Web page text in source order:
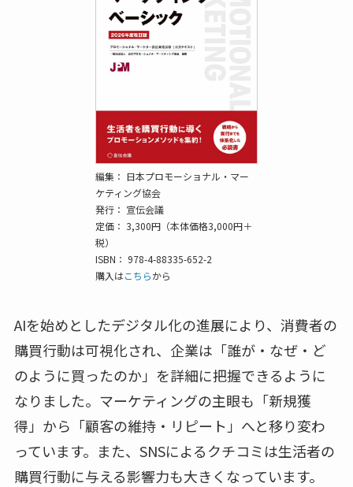
編集： 日本プロモーショナル・マー
ケティング協会
発行： 宣伝会議
定価： 3,300円（本体価格3,000円＋
税）
ISBN： 978-4-88335-652-2
購入はこちらから
AIを始めとしたデジタル化の進展により、消費者の
購買行動は可視化され、企業は「誰が・なぜ・ど
のように買ったのか」を詳細に把握できるように
なりました。マーケティングの主眼も「新規獲
得」から「顧客の維持・リピート」へと移り変わ
っています。また、SNSによるクチコミは生活者の
購買行動に与える影響力も大きくなっています。